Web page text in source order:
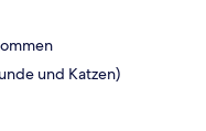
und Katzen)